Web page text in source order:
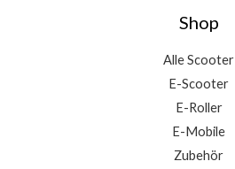
Shop
Alle Scooter
E-Scooter
E-Roller
E-Mobile
Zubehör